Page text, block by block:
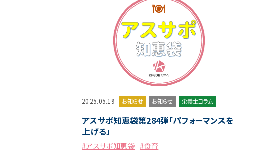
2025.05.19 お知らせ お知らせ 栄養士コラム
アスサポ知恵袋第284弾「パフォーマンスを
上げる」
#アスサポ知恵袋 #食育